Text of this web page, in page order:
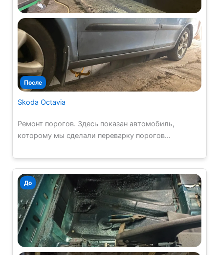
Skoda Octavia
Ремонт порогов. Здесь показан автомобиль,
которому мы сделали переварку порогов...